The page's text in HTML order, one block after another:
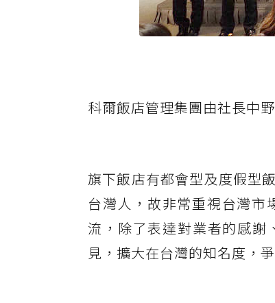
科爾飯店管理集團由社長中
旗下飯店有都會型及度假型
台灣人，故非常重視台灣
流，除了表達對業者的感
見，擴大在台灣的知名度，